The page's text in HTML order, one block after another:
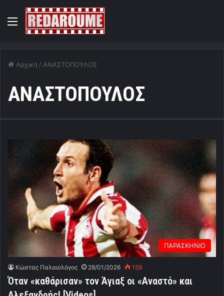
Menu
Αρχική / ΑΝΑΣΤΟΠΟΥΛΟΣ
ΑΝΑΣΤΟΠΟΥΛΟΣ
ΠΑΡΑΣΚΗΝΙΟ
Κώστας Παλαιολόγος 28/01/2026 159
Όταν «καθάρισαν» τον Άγιαξ οι «Αναστό» και